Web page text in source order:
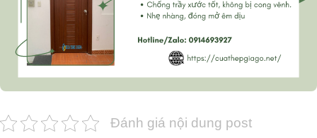
Đánh giá nội dung post